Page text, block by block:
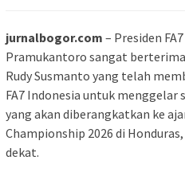
jurnalbogor.com – Presiden
Pramukantoro sangat
Rudy Susmanto yang telah
FA7 Indonesia untuk menggelar
yang akan diberangkatkan ke
Championship 2026 di
dekat.